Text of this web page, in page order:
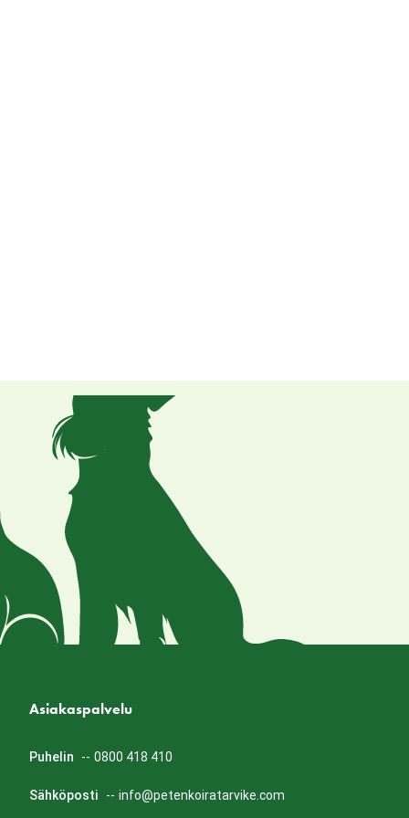
Asiakaspalvelu
Puhelin -- 0800 418 410
Sähköposti -- info@petenkoiratarvike.com